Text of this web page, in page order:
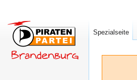
Spezialseite